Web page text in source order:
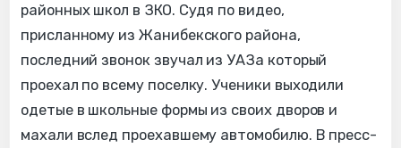
районных школ в ЗКО. Судя по видео,
присланному из Жанибекского района,
последний звонок звучал из УАЗа который
проехал по всему поселку. Ученики выходили
одетые в школьные формы из своих дворов и
махали вслед проехавшему автомобилю. В пресс-